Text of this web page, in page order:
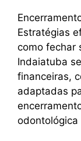
Estratégias
como fechar
Indaiatuba
financeiras,
adaptadas